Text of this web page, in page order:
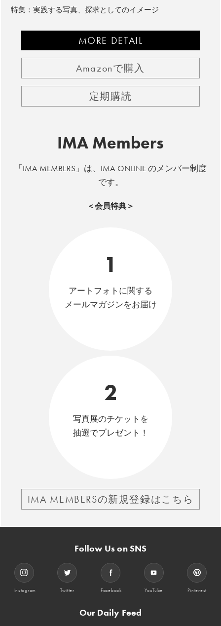
特集：実践する写真、探求としてのイメージ
MORE DETAIL
Amazonで購入
定期購読
IMA Members
「IMA MEMBERS」は、IMA ONLINE のメンバー制度
です。
＜会員特典＞
1
アートフォトに関する
メールマガジンをお届け
2
写真展のチケットを
抽選でプレゼント！
IMA MEMBERSの新規登録はこちら
Follow Us on SNS
Instagram Twitter Facebook YouTube Pinterest
Our Daily Feed